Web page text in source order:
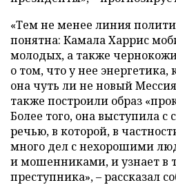
«Тем не менее линия
понятна: Камала Харрис
молодых, а также
о том, что у нее
она чуть ли не новый
также построили образ
Более того, она выступила с
речью, в которой, в
много дел с нехорошими
и мошенниками, и узнает в
преступника», – рассказал